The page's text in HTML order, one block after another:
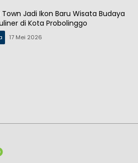
Jadi Ikon Baru Wisata Budaya
di Kota Probolinggo
17 Mei 2026